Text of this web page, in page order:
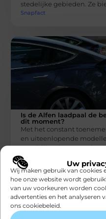
Uw
Wij maken gebruik van cookies
hoe onze website wordt
van uw voorkeuren worden
advertenties en het analyseren
ons cookiebeleid.
stedelijke gebieden. Ze
Snapfact
Is de Alfen laadpaal de
dit moment?
Met het constant
en uiteenlopende
verschillende soorten
Snapfact